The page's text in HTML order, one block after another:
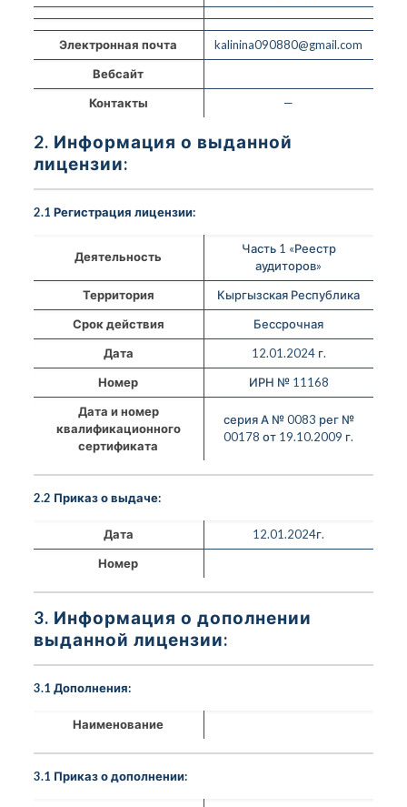
Электронная почта
kalinina090880@gmail.com
Вебсайт
Контакты
—
2. Информация о выданной
лицензии:
2.1 Регистрация лицензии:
Деятельность
Часть 1 «Реестр
аудиторов»
Территория
Кыргызская Республика
Срок действия
Бессрочная
Дата
12.01.2024 г.
Номер
ИРН № 11168
Дата и номер
квалификационного
сертификата
серия А № 0083 рег №
00178 от 19.10.2009 г.
2.2 Приказ о выдаче:
Дата
12.01.2024г.
Номер
3. Информация о дополнении
выданной лицензии:
3.1 Дополнения:
Наименование
3.1 Приказ о дополнении: